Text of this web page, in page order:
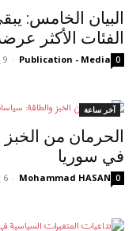
البيان الخامس:
الفئات الأكثر
Publication - Media
- 9 يوليو، 2026 0
آخر ساعة
الحرمان من
في سوريا
Mohammad HASAN
- 6 يوليو، 2026 0